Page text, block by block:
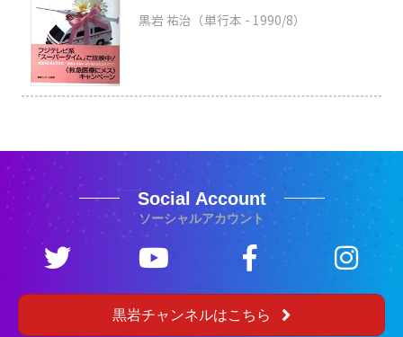
黒岩 祐治（単行本 - 1990/8）
Social Account
ソーシャルアカウント
黒岩チャンネルはこちら